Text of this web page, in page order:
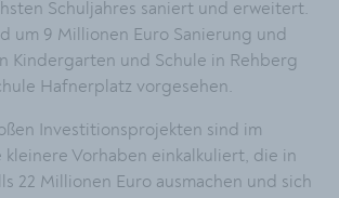
Schuljahres saniert und erweitert.
um 9 Millionen Euro Sanierung und
Kindergarten und Schule in Rehberg
Hafnerplatz vorgesehen.
Investitionsprojekten sind im
Vorhaben einkalkuliert, die in
22 Millionen Euro ausmachen und sich